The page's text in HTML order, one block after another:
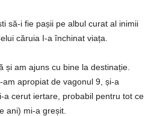
să-i fie pașii pe albul curat al inimii
căruia I-a închinat viața.
și am ajuns cu bine la destinație.
apropiat de vagonul 9, și-a
a cerut iertare, probabil pentru tot ce
ani) mi-a greșit.